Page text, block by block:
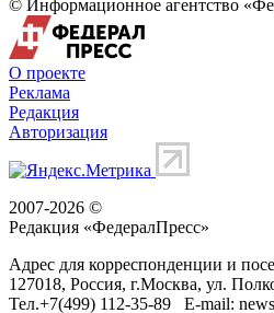
© Информационное агентство
О проекте
Реклама
Редакция
Авторизация
2007-2026 ©
Редакция «ФедералПресс»
Адрес для корреспонденции и
127018, Россия, г.Москва, ул.
Тел.+7(499) 112-35-89 E-mail: